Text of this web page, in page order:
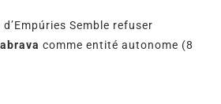
Semble refuser
comme entité autonome (8